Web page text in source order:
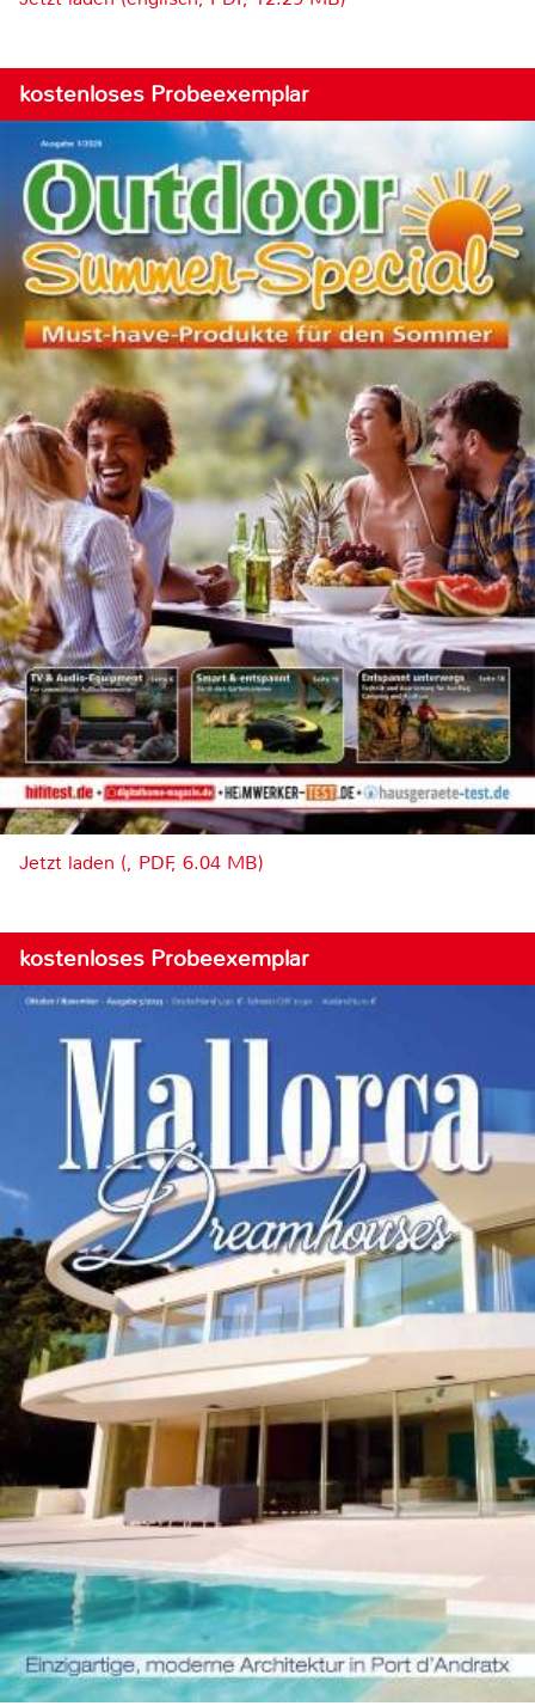
kostenloses Probeexemplar
Jetzt laden (, PDF, 6.04 MB)
kostenloses Probeexemplar